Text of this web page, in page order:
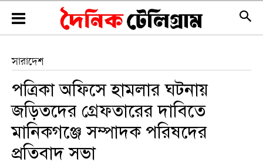
সারাদেশ
পত্রিকা অফিসে হামলার ঘটনায়
জড়িতদের গ্রেফতারের দাবিতে
মানিকগঞ্জে সম্পাদক পরিষদের
প্রতিবাদ সভা